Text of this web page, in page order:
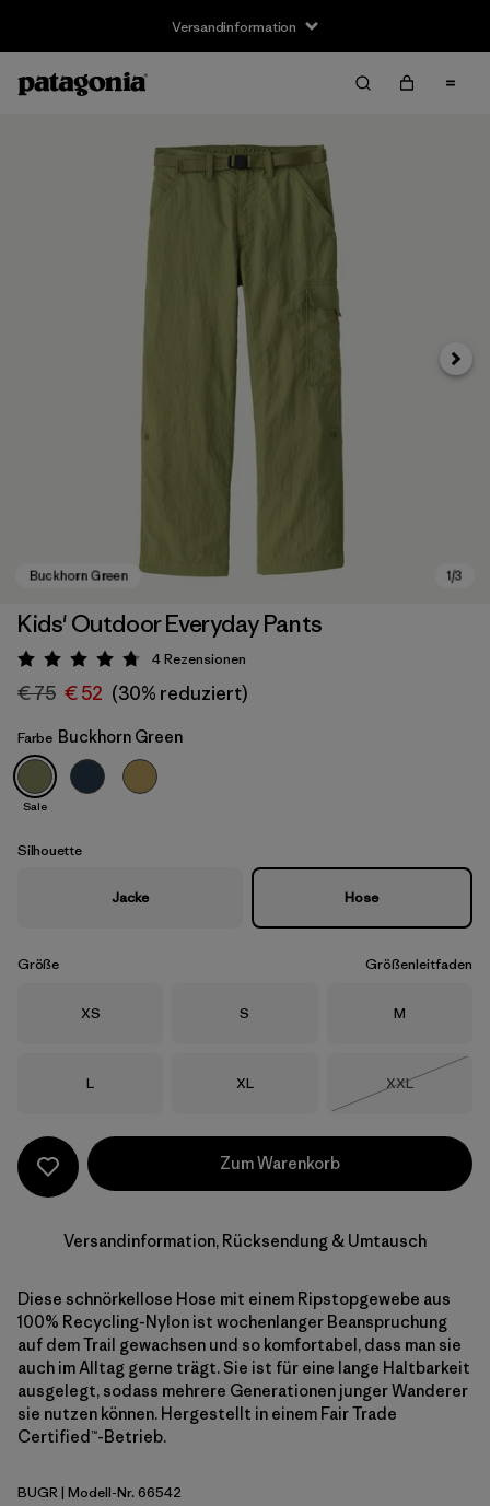
Versandinformation
Kids' Outdoor Everyday Pants
Bewertung: 4.8 / 5
4Rezensionen
€ 75 € 52 (30% reduziert)
Farbe Buckhorn Green
Sale
Silhouette
Jacke Hose
Größe Größenleitfaden
Größe
XS Größe
S Größe
M
Größe
L Größe
XL Größe
XXL
Zum Warenkorb
Versandinformation, Rücksendung & Umtausch
Diese schnörkellose Hose mit einem Ripstopgewebe aus
100% Recycling-Nylon ist wochenlanger Beanspruchung
auf dem Trail gewachsen und so komfortabel, dass man sie
auch im Alltag gerne trägt. Sie ist für eine lange Haltbarkeit
ausgelegt, sodass mehrere Generationen junger Wanderer
sie nutzen können. Hergestellt in einem Fair Trade
Certified™-Betrieb.
Buckhorn Green
BUGR| Modell-Nr. 66542